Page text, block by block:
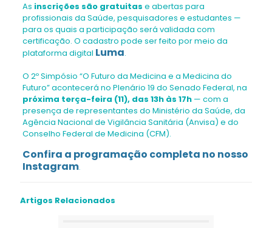
As inscrições são gratuitas e abertas para
profissionais da Saúde, pesquisadores e estudantes —
para os quais a participação será validada com
certificação. O cadastro pode ser feito por meio da
plataforma digital Luma.
O 2º Simpósio “O Futuro da Medicina e a Medicina do
Futuro” acontecerá no Plenário 19 do Senado Federal, na
próxima terça-feira (11), das 13h às 17h— com a
presença de representantes do Ministério da Saúde, da
Agência Nacional de Vigilância Sanitária (Anvisa) e do
Conselho Federal de Medicina (CFM).
Confira a programação completa no nosso
Instagram.
Artigos Relacionados